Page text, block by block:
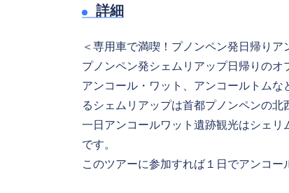
詳細
＜専用車で満喫！プノンペン発日帰りア
プノンペン発シェムリアップ日帰りのオ
アンコール・ワット、アンコールトム
るシェムリアップは首都プノンペンの北
一日アンコールワット遺跡観光はシェ
です。
このツアーに参加すれば１日でアンコー